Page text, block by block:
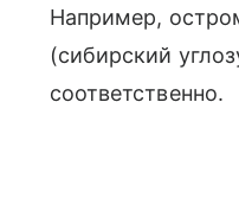
Например,
(сибирский
соответственно.